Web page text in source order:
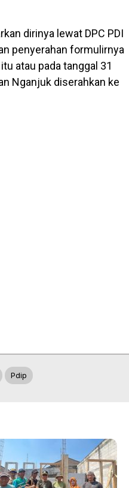
dirinya lewat DPC PDI
penyerahan formulirnya
atau pada tanggal 31
Nganjuk diserahkan ke
Pdip